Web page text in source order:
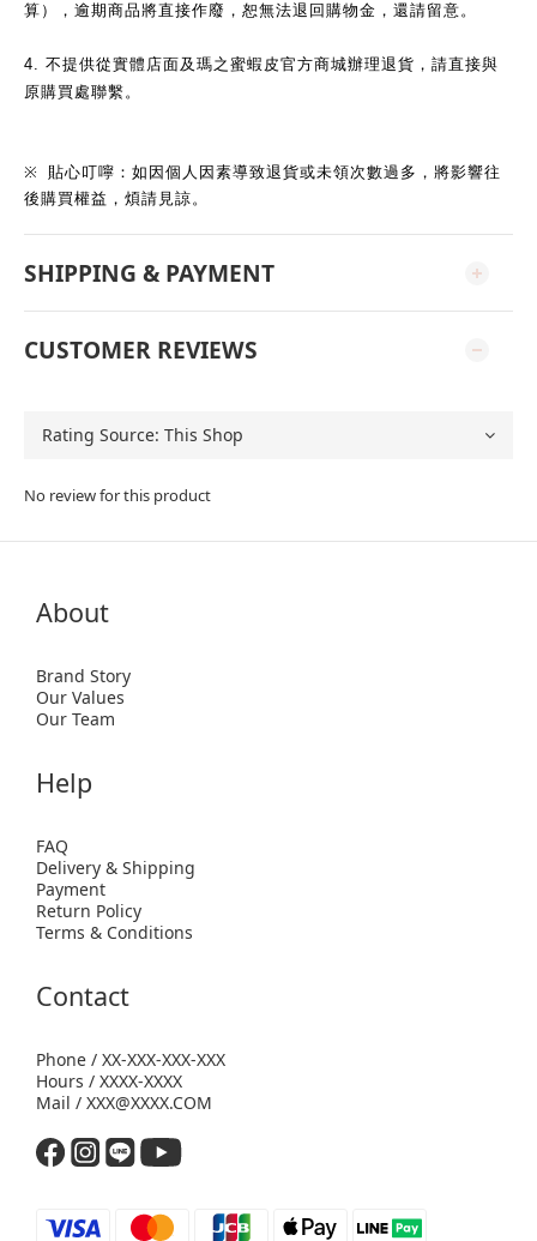
算），逾期商品將直接作廢，恕無法退回購物金，還請留意。
4. 不提供從實體店面及瑪之蜜蝦皮官方商城辦理退貨，請直接與
原購買處聯繫。
※
貼心叮嚀：如因個人因素導致退貨或未領次數過多，將影響往
後購買權益，煩請見諒。
SHIPPING & PAYMENT
CUSTOMER REVIEWS
No review for this product
About
Brand Story
Our Values
Our Team
Help
FAQ
Delivery & Shipping
Payment
Return Policy
Terms & Conditions
Contact
Phone / XX-XXX-XXX-XXX
Hours / XXXX-XXXX
Mail / XXX@XXXX.COM